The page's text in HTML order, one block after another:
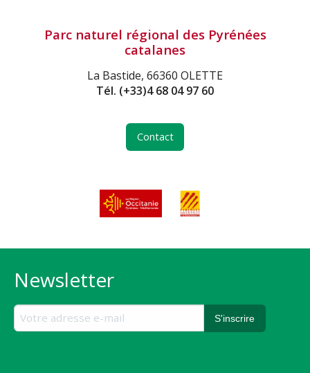
Parc naturel régional des Pyrénées
catalanes
La Bastide, 66360 OLETTE
Tél. (+33)4 68 04 97 60
Contact
Newsletter